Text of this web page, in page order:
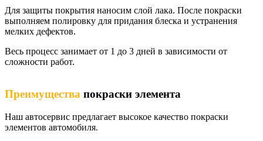
Для защиты покрытия наносим слой лака. После покраски
выполняем полировку для придания блеска и устранения
мелких дефектов.
Весь процесс занимает от 1 до 3 дней в зависимости от
сложности работ.
Преимущества покраски элемента
Наш автосервис предлагает высокое качество покраски
элементов автомобиля.